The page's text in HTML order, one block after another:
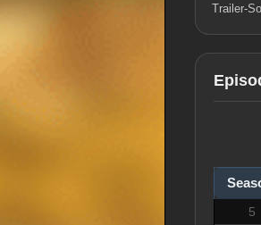
Trailer-
5